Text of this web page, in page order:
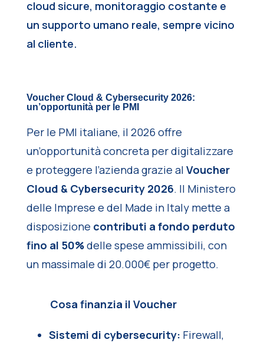
cloud sicure, monitoraggio costante e
un supporto umano reale, sempre vicino
al cliente.
Voucher Cloud & Cybersecurity 2026:
un’opportunità per le PMI
Per le PMI italiane, il 2026 offre
un’opportunità concreta per digitalizzare
e proteggere l’azienda grazie al Voucher
Cloud & Cybersecurity 2026. Il Ministero
delle Imprese e del Made in Italy mette a
disposizione contributi a fondo perduto
fino al 50%delle spese ammissibili, con
un massimale di 20.000€ per progetto.
Cosa finanzia il Voucher
Sistemi di cybersecurity: Firewall,